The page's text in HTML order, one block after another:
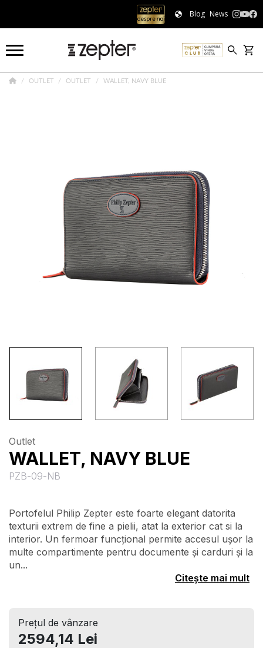
Blog News
OUTLET OUTLET WALLET, NAVY BLUE
Outlet
WALLET, NAVY BLUE
PZB-09-NB
Portofelul Philip Zepter este foarte elegant datorita
texturii extrem de fine a pielii, atat la exterior cat si la
interior. Un fermoar funcțional permite accesul ușor la
multe compartimente pentru documente și carduri și la
un...
Citește mai mult
Prețul de vânzare
2594,14 Lei